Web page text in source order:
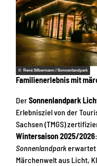
© René Silbermann / Sonnenlandpark
Familienerlebnis mit
DerSonnenlandpark
Erlebnisziel von der
Sachsen (TMGS)
Wintersaison 2025/2026
Sonnenlandparkerwartet
Märchenwelt aus Licht,